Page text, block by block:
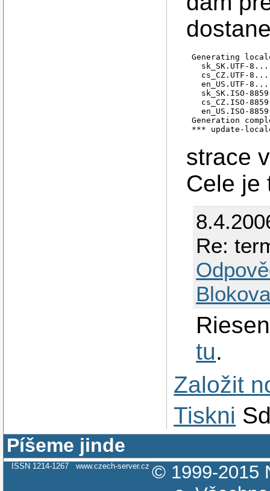
Generating
sk_SK.UTF-
cs_CZ.UTF-
en_US.UTF-
sk_SK.ISO-
cs_CZ.ISO-
en_US.ISO-
Generation
*** update-
strace
Cele je
Re:
tu.
Založit
Tiskni
Píšeme jinde
ISSN 1214-1267 www.czech-server.cz © 1999-2015